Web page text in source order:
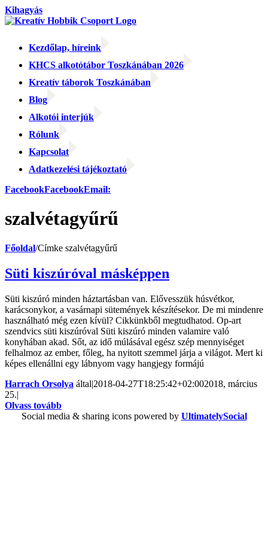
Kihagyás
Kezdőlap, híreink
KHCS alkotótábor Toszkánában 2026
Kreatív táborok Toszkánában
Blog
Alkotói interjúk
Rólunk
Kapcsolat
Adatkezelési tájékoztató
FacebookFacebookEmail:
szalvétagyűrű
Főoldal/Címke szalvétagyűrű
Süti kiszúróval másképpen
Süti kiszúró minden háztartásban van. Elővesszük húsvétkor,
karácsonykor, a vasárnapi sütemények készítésekor. De mi mindenre
használható még ezen kívül? Cikkünkből megtudhatod. Op-art
szendvics süti kiszúróval Süti kiszúró minden valamire való
konyhában akad. Sőt, az idő múlásával egész szép mennyiséget
felhalmoz az ember, főleg, ha nyitott szemmel járja a világot. Mert ki
képes ellenállni egy lábnyom vagy hangjegy formájú
Harrach Orsolya által|2018-04-27T18:25:42+02:002018, március
25.|
Olvass tovább
Social media & sharing icons powered by UltimatelySocial